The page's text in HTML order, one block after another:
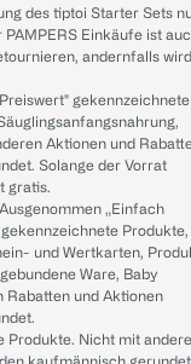
des tiptoi Starter Sets
Einkäufe ist
andernfalls wird
gekennzeichnete
Aktionen und
Solange der Vorrat
gratis.
„Einfach
Produkte,
und Wertkarten,
Ware, Baby
Rabatten und Aktionen
Produkte. Nicht mit
kaufmännisch